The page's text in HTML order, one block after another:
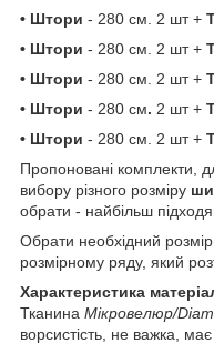
• Штори - 280 см. 2 шт +
• Штори - 280 см. 2 шт +
• Штори - 280 см. 2 шт +
• Штори - 280 см. 2 шт +
• Штори - 280 см. 2 шт +
Пропоновані комплекти,
вибору різного розміру
обрати - найбільш
Обрати необхідний розмір
розмірному ряду, який
Характеристика
Тканина Мікровелюр/
ворсистість, не важка,